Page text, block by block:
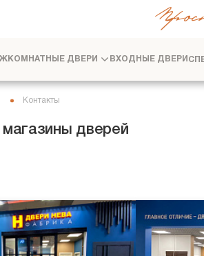
РЕЙКИ
ДВЕРИ ВХОДНЫЕ ДВЕРИ
Контакты
дверей